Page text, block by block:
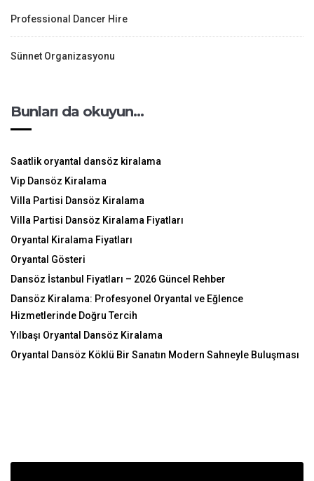
Professional Dancer Hire
Sünnet Organizasyonu
Bunları da okuyun…
Saatlik oryantal dansöz kiralama
Vip Dansöz Kiralama
Villa Partisi Dansöz Kiralama
Villa Partisi Dansöz Kiralama Fiyatları
Oryantal Kiralama Fiyatları
Oryantal Gösteri
Dansöz İstanbul Fiyatları – 2026 Güncel Rehber
Dansöz Kiralama: Profesyonel Oryantal ve Eğlence
Hizmetlerinde Doğru Tercih
Yılbaşı Oryantal Dansöz Kiralama
Oryantal Dansöz Köklü Bir Sanatın Modern Sahneyle Buluşması